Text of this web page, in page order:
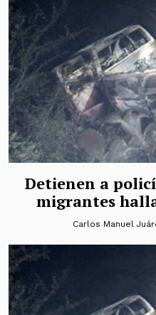
Detienen a
migrantes
Carlos Manuel